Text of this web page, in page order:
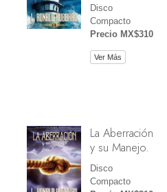
Disco
Compacto
Precio MX$310
Ver Más
La Aberración
y su Manejo.
Disco
Compacto